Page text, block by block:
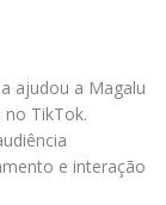
ajudou a Magalu
TikTok.
e interação